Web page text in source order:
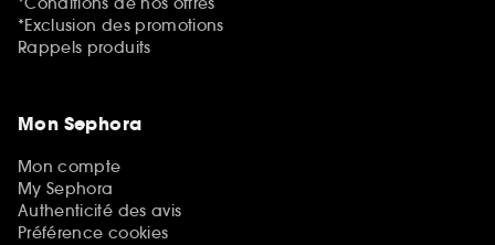
*Exclusion des promotions
Rappels produits
Mon Sephora
Mon compte
My Sephora
Authenticité des avis
Préférence cookies